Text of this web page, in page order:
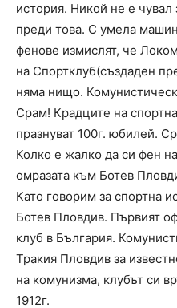
история. Никой не е
преди това. С умела
фенове измислят, че
на Спортклуб(създаден
няма нищо.
Срам! Крадците на
празнуват 100г. юбилей.
Колко е жалко да си фен
омразата към Ботев
Като говорим за спортна
Ботев Пловдив. Първият
клуб в България.
Тракия Пловдив за
на комунизма, клубът си
1912г.